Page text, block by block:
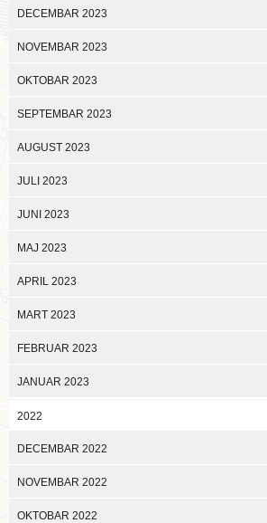
DECEMBAR 2023
NOVEMBAR 2023
OKTOBAR 2023
SEPTEMBAR 2023
AUGUST 2023
JULI 2023
JUNI 2023
MAJ 2023
APRIL 2023
MART 2023
FEBRUAR 2023
JANUAR 2023
2022
DECEMBAR 2022
NOVEMBAR 2022
OKTOBAR 2022